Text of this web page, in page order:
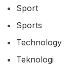
Sport
Sports
Technology
Teknologi